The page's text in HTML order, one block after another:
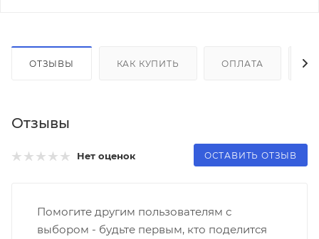
ОТЗЫВЫ КАК КУПИТЬ ОПЛАТА
Отзывы
Нет оценок ОСТАВИТЬ ОТЗЫВ
Помогите другим пользователям с
выбором - будьте первым, кто поделится